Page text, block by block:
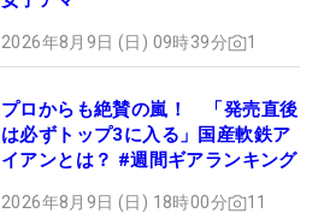
2026年8月9日 (日) 09時39分 1
プロからも絶賛の嵐！ 「発売直後
は必ずトップ3に入る」国産軟鉄ア
イアンとは？ #週間ギアランキング
2026年8月9日 (日) 18時00分 11